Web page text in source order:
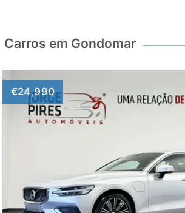
Carros em Gondomar
€24,990